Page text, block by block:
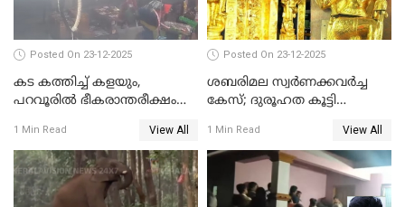
പൊലിഞ്ഞു
Posted On 23-12-2025
കട കത്തിച്ച് കളയും,
പറവൂരില്‍ ഭീകരാന്തരീക്ഷം
1 Min Read View All
Posted On 23-12-2025
ശബരിമല സ്വര്‍ണക്കവര്‍ച്ച
കേസ്; ദുരൂഹത കൂട്ടി
1 Min Read View All